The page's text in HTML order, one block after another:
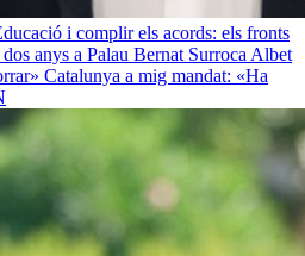
i complir els acords: els fronts
anys a Palau Bernat Surroca Albet
Catalunya a mig mandat: «Ha